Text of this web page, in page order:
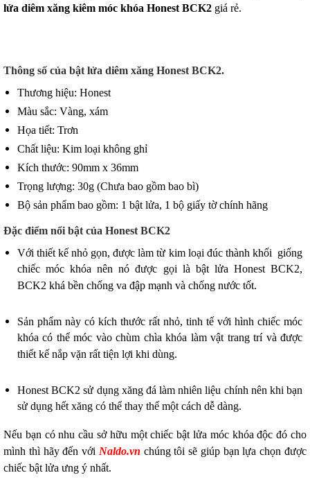
lửa diêm xăng kiêm móc khóa Honest BCK2 giá rẻ.
Thông số của bật lửa diêm xăng Honest BCK2.
Thương hiệu: Honest
Màu sắc: Vàng, xám
Họa tiết: Trơn
Chất liệu: Kim loại không ghỉ
Kích thước: 90mm x 36mm
Trọng lượng: 30g (Chưa bao gồm bao bì)
Bộ sản phẩm bao gồm: 1 bật lửa, 1 bộ giấy tờ chính hãng
Đặc điểm nổi bật của Honest BCK2
Với thiết kế nhỏ gọn, được làm từ kim loại đúc thành khối giống
chiếc móc khóa nên nó được gọi là bật lửa Honest BCK2,
BCK2 khá bền chống va đập mạnh và chống nước tốt.
Sản phẩm này có kích thước rất nhỏ, tinh tế với hình chiếc móc
khóa có thể móc vào chùm chìa khóa làm vật trang trí và được
thiết kế nắp vặn rất tiện lợi khi dùng.
Honest BCK2 sử dụng xăng đá làm nhiên liệu chính nên khi bạn
sử dụng hết xăng có thể thay thế một cách dễ dàng.
Nếu bạn có nhu cầu sở hữu một chiếc bật lửa móc khóa độc đó cho
mình thì hãy đến với Naldo.vn chúng tôi sẽ giúp bạn lựa chọn được
chiếc bật lửa ưng ý nhất.